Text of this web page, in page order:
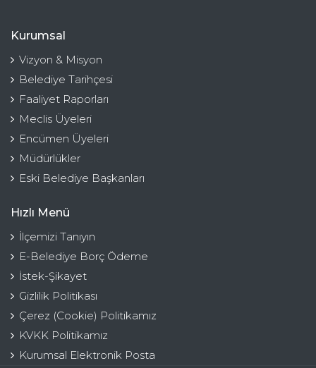
Kurumsal
Vizyon & Misyon
Belediye Tarihçesi
Faaliyet Raporları
Meclis Üyeleri
Encümen Üyeleri
Müdürlükler
Eski Belediye Başkanları
Hızlı Menü
İlçemizi Tanıyın
E-Belediye Borç Ödeme
İstek-Şikayet
Gizlilik Politikası
Çerez (Cookie) Politikamız
KVKK Politikamız
Kurumsal Elektronik Posta